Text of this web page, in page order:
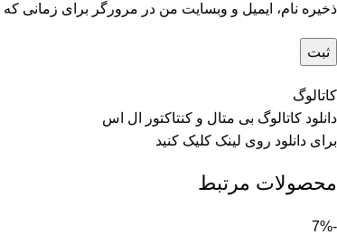
ذخیره نام، ایمیل و وبسایت من در مرورگر برای زمانی
کاتالوگ
دانلود کاتالوگ بی متال و کنتاکتور ال اس
برای دانلود روی لینک کلیک کنید
محصولات مرتبط
-7%